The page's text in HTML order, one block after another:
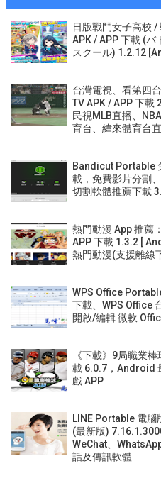
日版戰鬥女子高校 /
APK / APP 下載 (バ
スクール) 1.2.12
台灣電視、看第四
TV APK / APP 下載
民視MLB直播、
育台、緯來體育台
Bandicut Portable
載，免費影片分割
切割軟體推薦下載
熱門動漫 App 推薦
APP 下載 1.3.2 [
熱門動漫(支援離線
WPS Office
下載、WPS Office
開啟/編輯 微軟
《下載》9局職業
載 6.0.7，Android
戲 APP
LINE Portable 電腦
(最新版)
WeChat、
話及傳訊軟體